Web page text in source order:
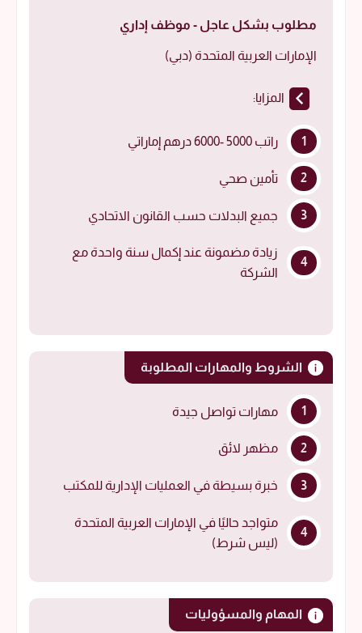
مطلوب بشكل عاجل - موظف إداري
الإمارات العربية المتحدة (دبي)
المزايا:
راتب 5000 -6000 درهم إماراتي
تأمين صحي
جميع البدلات حسب القانون الاتحادي
زيادة مضمونة عند إكمال سنة واحدة مع
الشركة
الشروط والمهارات المطلوبة
مهارات تواصل جيدة
مظهر لائق
خبرة بسيطة في العمليات الإدارية للمكتب
متواجد حاليًا في الإمارات العربية المتحدة
(ليس شرط)
المهام والمسؤوليات